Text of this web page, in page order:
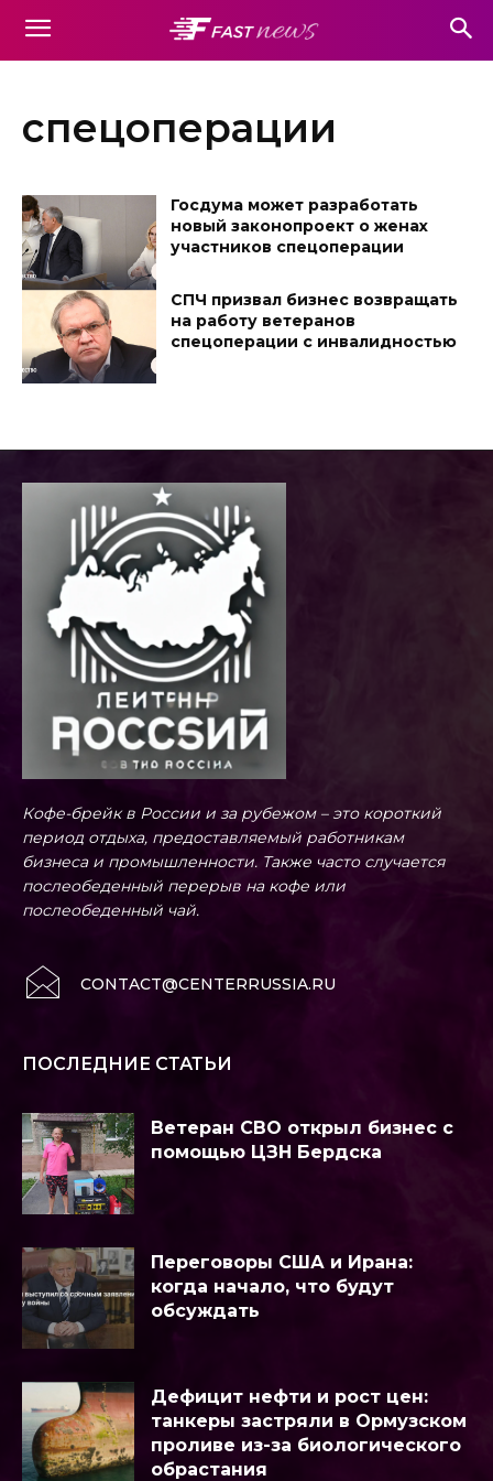
спецоперации
Госдума может разработать
новый законопроект о женах
участников спецоперации
СПЧ призвал бизнес возвращать
на работу ветеранов
спецоперации с инвалидностью
Кофе-брейк в России и за рубежом – это короткий
период отдыха, предоставляемый работникам
бизнеса и промышленности. Также часто случается
послеобеденный перерыв на кофе или
послеобеденный чай.
CONTACT@CENTERRUSSIA.RU
ПОСЛЕДНИЕ СТАТЬИ
Ветеран СВО открыл бизнес с
помощью ЦЗН Бердска
Переговоры США и Ирана:
когда начало, что будут
обсуждать
Дефицит нефти и рост цен:
танкеры застряли в Ормузском
проливе из-за биологического
обрастания